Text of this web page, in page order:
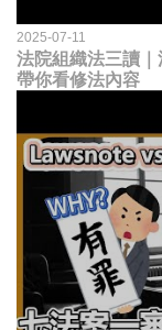
2025-07-11
法院組織法三讀
帶你看修法內容